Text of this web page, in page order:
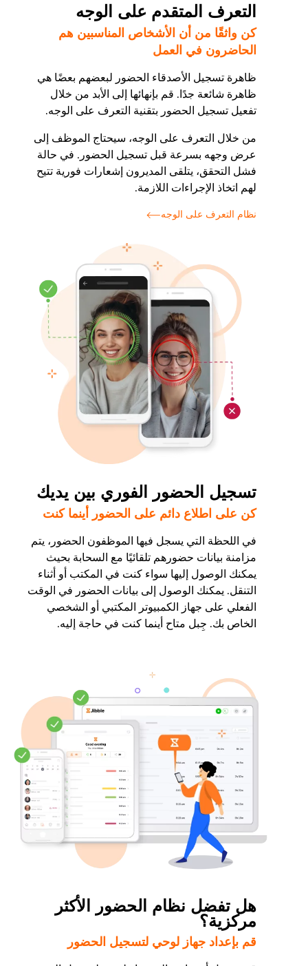
التعرف المتقدم على الوجه
كن واثقًا من أن الأشخاص المناسبين هم
الحاضرون في العمل
ظاهرة تسجيل الأصدقاء الحضور لبعضهم بعضًا هي
ظاهرة شائعة جدًا. قم بإنهائها إلى الأبد من خلال
تفعيل تسجيل الحضور بتقنية التعرف على الوجه.
من خلال التعرف على الوجه، سيحتاج الموظف إلى
عرض وجهه بسرعة قبل تسجيل الحضور. في حالة
فشل التحقق، يتلقى المديرون إشعارات فورية تتيح
لهم اتخاذ الإجراءات اللازمة.
نظام التعرف على الوجه
تسجيل الحضور الفوري بين يديك
كن على اطلاع دائم على الحضور أينما كنت
في اللحظة التي يسجل فيها الموظفون الحضور، يتم
مزامنة بيانات حضورهم تلقائيًا مع السحابة بحيث
يمكنك الوصول إليها سواء كنت في المكتب أو أثناء
التنقل. يمكنك الوصول إلى بيانات الحضور في الوقت
الفعلي على جهاز الكمبيوتر المكتبي أو الشخصي
الخاص بك. جِبل متاح أينما كنت في حاجة إليه.
هل تفضل نظام الحضور الأكثر
مركزية؟
قم بإعداد جهاز لوحي لتسجيل الحضور